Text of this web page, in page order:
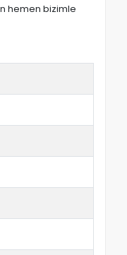
hemen bizimle